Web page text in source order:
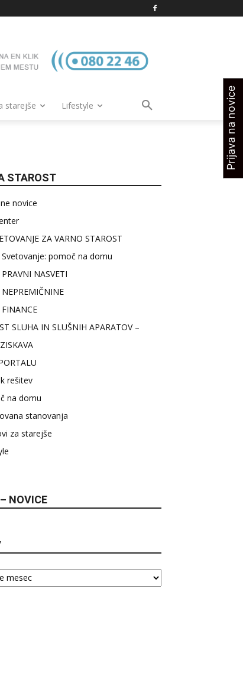
starejše Lifestyle
STAROST
novice
ZA VARNO STAROST
Svetovanje: pomoč na domu
PRAVNI NASVETI
NEPREMIČNINE
FINANCE
SLUHA IN SLUŠNIH APARATOV –
rešitev
na domu
stanovanja
za starejše
NOVICE
Prijava na novice